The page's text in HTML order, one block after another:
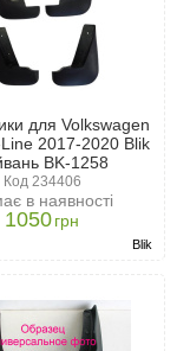
для Volkswagen
2017-2020 Blik
BK-1258
Код 234406
в наявності
1050грн
Blik